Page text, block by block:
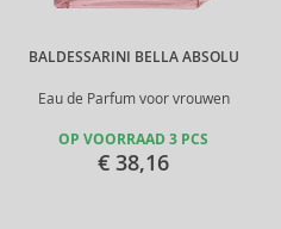
BALDESSARINI BELLA ABSOLU
Eau de Parfum voor vrouwen
OP VOORRAAD 3 PCS
€ 38,16